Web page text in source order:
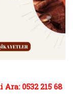
0532 215 68